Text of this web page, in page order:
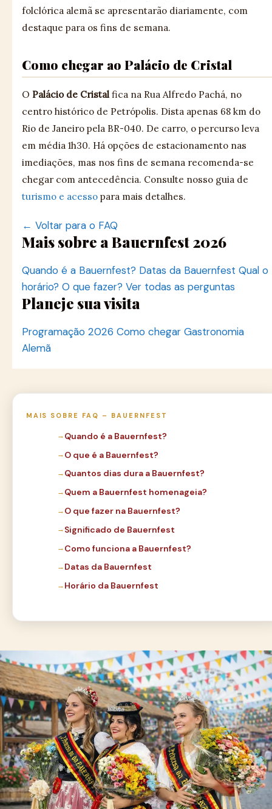
folclórica alemã se apresentarão diariamente, com
destaque para os fins de semana.
Como chegar ao Palácio de Cristal
O Palácio de Cristal fica na Rua Alfredo Pachá, no
centro histórico de Petrópolis. Dista apenas 68 km do
Rio de Janeiro pela BR-040. De carro, o percurso leva
em média 1h30. Há opções de estacionamento nas
imediações, mas nos fins de semana recomenda-se
chegar com antecedência. Consulte nosso guia de
turismo e acesso para mais detalhes.
← Voltar para o FAQ
Mais sobre a Bauernfest 2026
Quando é a Bauernfest? Datas da Bauernfest Qual o
horário? O que fazer? Ver todas as perguntas
Planeje sua visita
Programação 2026 Como chegar Gastronomia
Alemã
MAIS SOBRE FAQ – BAUERNFEST
Quando é a Bauernfest?
O que é a Bauernfest?
Quantos dias dura a Bauernfest?
Quem a Bauernfest homenageia?
O que fazer na Bauernfest?
Significado de Bauernfest
Como funciona a Bauernfest?
Datas da Bauernfest
Horário da Bauernfest